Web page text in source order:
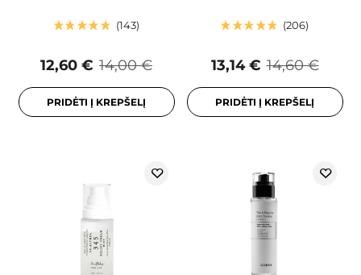
143
14,00 €
12,60 €
PRIDĖTI Į KREPŠELĮ
206
14,60 €
13,14 €
PRIDĖTI Į KREPŠELĮ